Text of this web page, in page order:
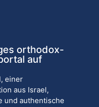
orthodox-
auf
einer
aus Israel,
und authentische